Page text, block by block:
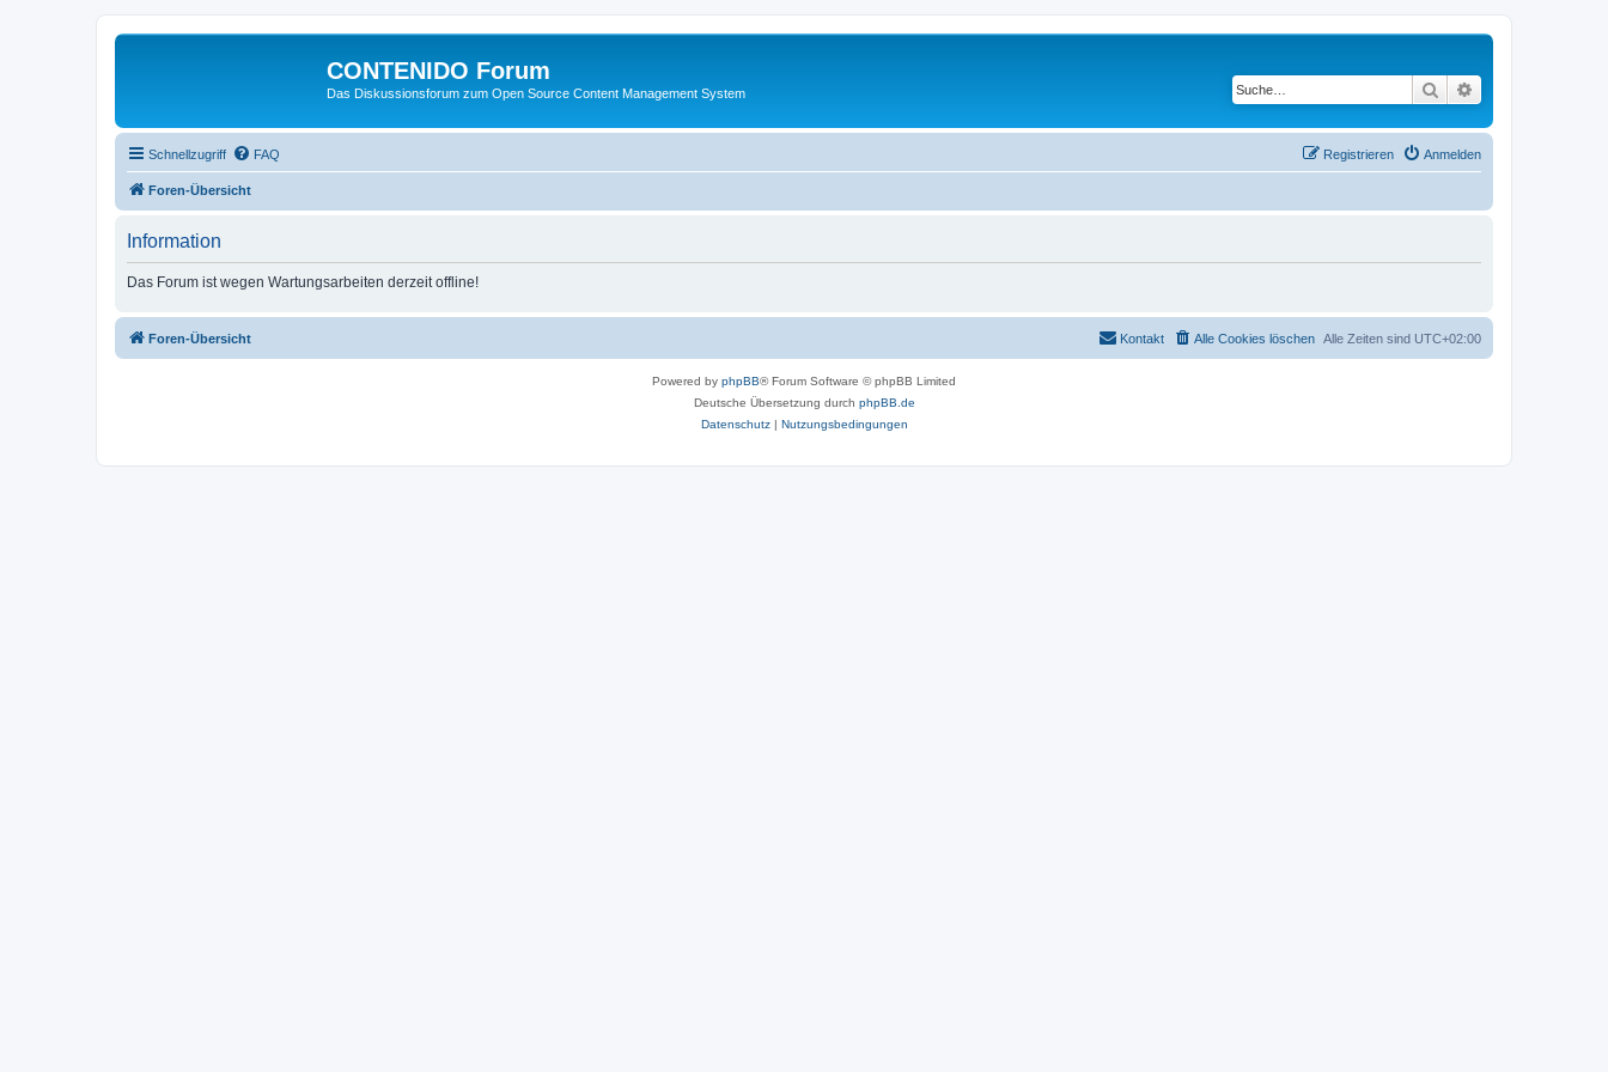
CONTENIDO Forum
Das Diskussionsforum zum Open Source Content Management System Suche
Schnellzugriff FAQ Anmelden
Registrieren
Foren-Übersicht
Information
Das Forum ist wegen Wartungsarbeiten derzeit offline!
Foren-Übersicht Alle Zeiten sind UTC+02:00
Alle Cookies löschen
Kontakt
Powered by phpBB® Forum Software © phpBB Limited
Deutsche Übersetzung durch phpBB.de
Datenschutz| Nutzungsbedingungen